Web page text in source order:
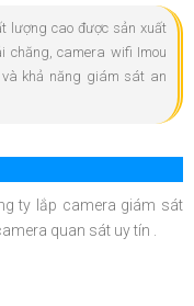
lượng cao được sản xuất
chăng, camera wifi Imou
khả năng giám sát an
ty lắp camera giám sát
quan sát uy tín .